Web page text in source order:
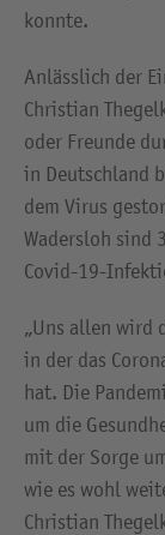
konnte.
Anlässlich der
Christian
oder Freunde
in Deutschland
dem Virus
Wadersloh sind
Covid-19-
„Uns allen wird
in der das
hat. Die
um die
mit der Sorge
wie es wohl
Christian